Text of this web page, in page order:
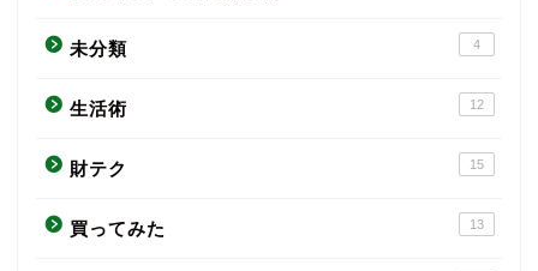
未分類 4
生活術 12
財テク 15
買ってみた 13